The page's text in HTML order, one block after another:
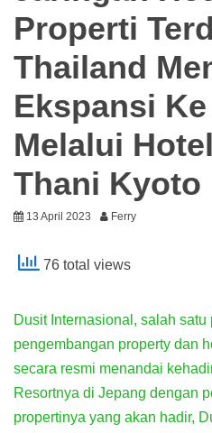
Properti
Thailand
Ekspansi
Melalui
Thani Kyoto
13 April 2023 Ferry
76 total views
Dusit Internasional, salah satu
pengembangan property dan
secara resmi menandai
Resortnya di Jepang dengan
propertinya yang akan hadir,